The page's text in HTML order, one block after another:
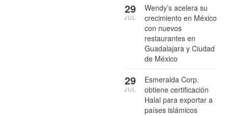
Wendy’s acelera su
crecimiento en México
con nuevos
restaurantes en
Guadalajara y Ciudad
de México
29
JUL
Esmeralda Corp.
obtiene certificación
Halal para exportar a
países islámicos
29
JUL